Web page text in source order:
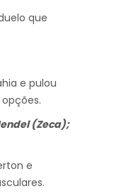
que
e pulou
(Zeca);
e